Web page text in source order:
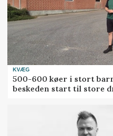
KVÆG
500-600 køer i stort
beskeden start til store